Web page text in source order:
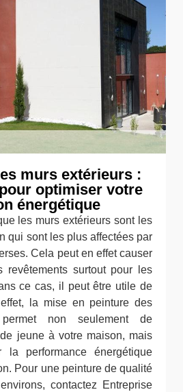
murs extérieurs :
optimiser votre
énergétique
les murs extérieurs sont les
qui sont les plus affectées par
Cela peut en effet causer
revêtements surtout pour les
ce cas, il peut être utile de
la mise en peinture des
non seulement de
jeune à votre maison, mais
la performance énergétique
Pour une peinture de qualité
contactez Entreprise